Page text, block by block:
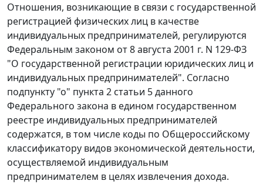
Отношения, возникающие в связи с государственной
регистрацией физических лиц в качестве
индивидуальных предпринимателей, регулируются
Федеральным законом от 8 августа 2001 г. N 129-ФЗ
"О государственной регистрации юридических лиц и
индивидуальных предпринимателей". Согласно
подпункту "о" пункта 2 статьи 5 данного
Федерального закона в едином государственном
реестре индивидуальных предпринимателей
содержатся, в том числе коды по Общероссийскому
классификатору видов экономической деятельности,
осуществляемой индивидуальным
предпринимателем в целях извлечения дохода.